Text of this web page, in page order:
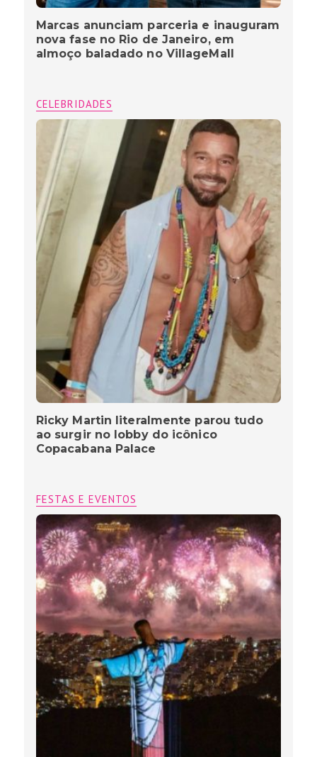
Marcas anunciam parceria e inauguram
nova fase no Rio de Janeiro, em
almoço baladado no VillageMall
CELEBRIDADES
Ricky Martin literalmente parou tudo
ao surgir no lobby do icônico
Copacabana Palace
FESTAS E EVENTOS